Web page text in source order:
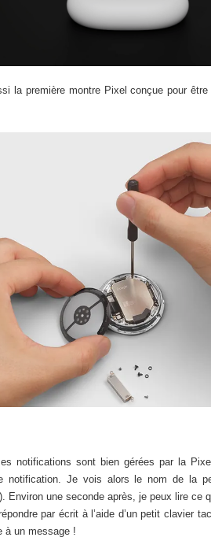
la première montre Pixel conçue pour
notifications sont bien gérées par la
notification. Je vois alors le nom de la
Environ une seconde après, je peux lire ce
par écrit à l’aide d’un petit clavier
à un message !